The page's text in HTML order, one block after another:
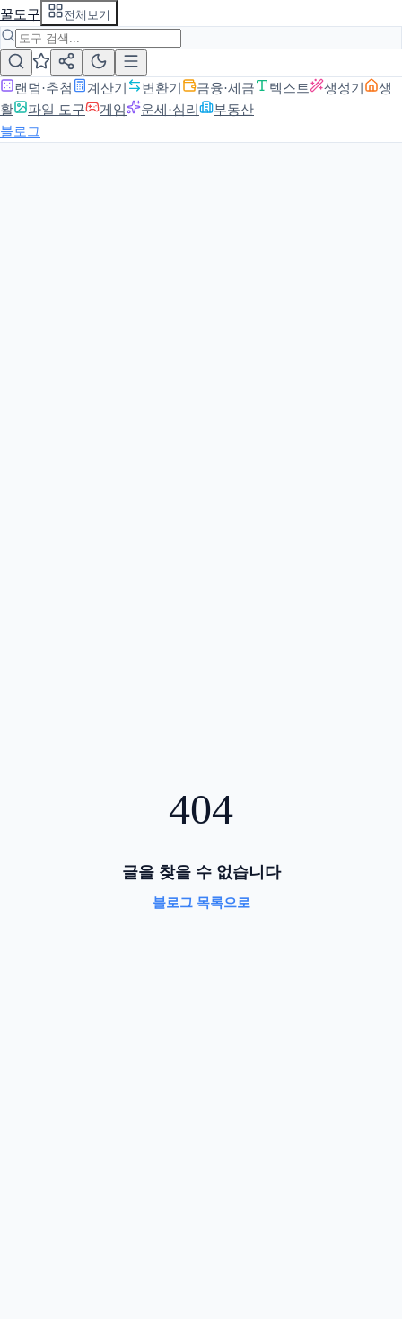
꿀도구 전체보기
랜덤·추첨 계산기 변환기 금융·세금 텍스트 생성기
생
활
파일 도구 게임 운세·심리
부동산
블로그
404
글을 찾을 수 없습니다
블로그 목록으로